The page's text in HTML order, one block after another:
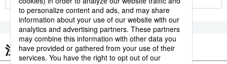
注目のキーワード